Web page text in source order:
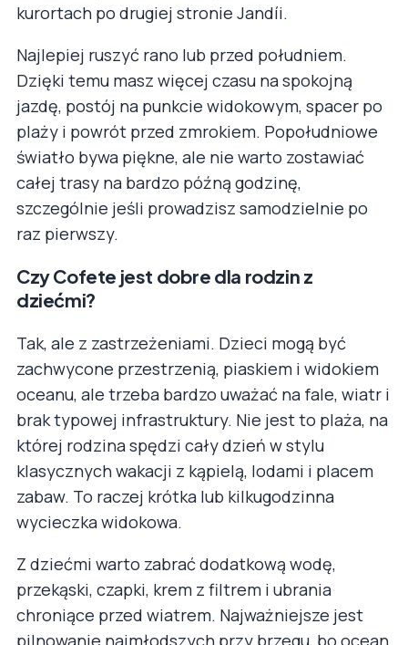
kurortach po drugiej stronie Jandíi.
Najlepiej ruszyć rano lub przed południem.
Dzięki temu masz więcej czasu na spokojną
jazdę, postój na punkcie widokowym, spacer po
plaży i powrót przed zmrokiem. Popołudniowe
światło bywa piękne, ale nie warto zostawiać
całej trasy na bardzo późną godzinę,
szczególnie jeśli prowadzisz samodzielnie po
raz pierwszy.
Czy Cofete jest dobre dla rodzin z
dziećmi?
Tak, ale z zastrzeżeniami. Dzieci mogą być
zachwycone przestrzenią, piaskiem i widokiem
oceanu, ale trzeba bardzo uważać na fale, wiatr i
brak typowej infrastruktury. Nie jest to plaża, na
której rodzina spędzi cały dzień w stylu
klasycznych wakacji z kąpielą, lodami i placem
zabaw. To raczej krótka lub kilkugodzinna
wycieczka widokowa.
Z dziećmi warto zabrać dodatkową wodę,
przekąski, czapki, krem z filtrem i ubrania
chroniące przed wiatrem. Najważniejsze jest